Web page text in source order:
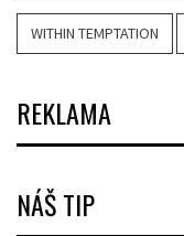
WITHIN TEMPTATION
REKLAMA
NÁŠ TIP